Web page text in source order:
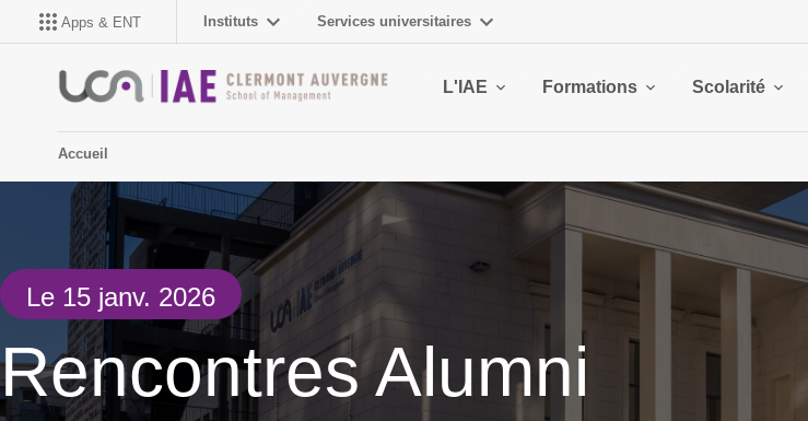
Apps & ENT Instituts Services universitaires
L'IAE Formations Scolarité
Accueil
Le 15 janv. 2026
Rencontres Alumni